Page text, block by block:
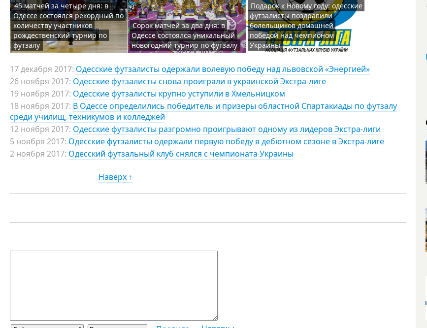
45 матчей за четыре дня: в
Одессе состоялся рекордный по
количеству участников
рождественский турнир по
футзалу
Сорок матчей за два дня: в
Одессе состоялся уникальный
новогодний турнир по футзалу
Подарок к Новому году: одесские
футзалисты поздравили
болельщиков домашней
победой над чемпионом
Украины
17 декабря 2017: Одесские футзалисты одержали волевую победу над львовской «Энергией»
26 ноября 2017: Одесские футзалисты снова проиграли в украинской Экстра-лиге
19 ноября 2017: Одесские футзалисты крупно уступили в Хмельницком
18 ноября 2017: В Одессе определились победитель и призеры областной Спартакиады по футзалу
среди училищ, техникумов и колледжей
12 ноября 2017: Одесские футзалисты разгромно проигрывают одному из лидеров Экстра-лиги
5 ноября 2017: Одесские футзалисты одержали первую победу в дебютном сезоне в Экстра-лиге
2 ноября 2017: Одесский футзальный клуб снялся с чемпионата Украины
Наверх ↑